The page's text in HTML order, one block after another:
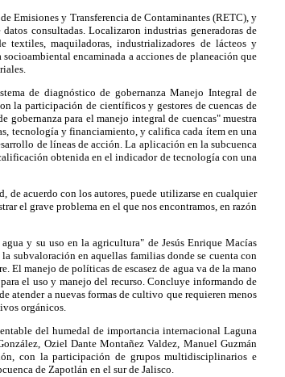
Emisiones y Transferencia de Contaminantes (RETC), y
consultadas. Localizaron industrias generadoras de
maquiladoras, industrializadores de lácteos y
encaminada a acciones de planeación que
de diagnóstico de gobernanza Manejo Integral de
la participación de científicos y gestores de cuencas de
gobernanza para el manejo integral de cuencas" muestra
tecnología y financiamiento, y califica cada ítem en una
de líneas de acción. La aplicación en la subcuenca
obtenida en el indicador de tecnología con una
de acuerdo con los autores, puede utilizarse en cualquier
el grave problema en el que nos encontramos, en razón
y su uso en la agricultura" de Jesús Enrique Macías
subvaloración en aquellas familias donde se cuenta con
El manejo de políticas de escasez de agua va de la mano
el uso y manejo del recurso. Concluye informando de
atender a nuevas formas de cultivo que requieren menos
orgánicos.
del humedal de importancia internacional Laguna
Oziel Dante Montañez Valdez, Manuel Guzmán
con la participación de grupos multidisciplinarios e
de Zapotlán en el sur de Jalisco.